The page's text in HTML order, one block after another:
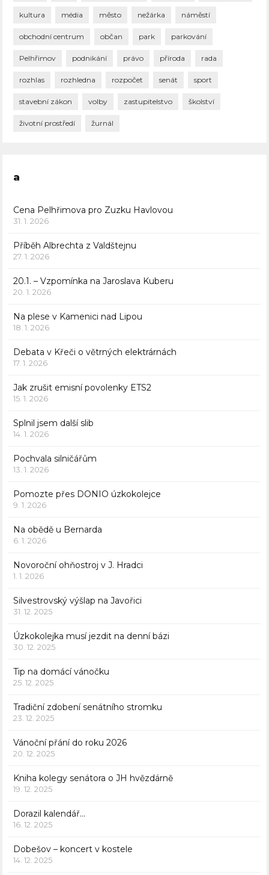
kultura média město nežárka náměstí
obchodní centrum občan park parkování
Pelhřimov podnikání právo příroda rada
rozhlas rozhledna rozpočet senát sport
stavební zákon volby zastupitelstvo školství
životní prostředí žurnál
a
Cena Pelhřimova pro Zuzku Havlovou
31. 1. 2026
Příběh Albrechta z Valdštejnu
27. 1. 2026
20.1. – Vzpomínka na Jaroslava Kuberu
20. 1. 2026
Na plese v Kamenici nad Lipou
18. 1. 2026
Debata v Křeči o větrných elektrárnách
17. 1. 2026
Jak zrušit emisní povolenky ETS2
15. 1. 2026
Splnil jsem další slib
14. 1. 2026
Pochvala silničářům
13. 1. 2026
Pomozte přes DONIO úzkokolejce
9. 1. 2026
Na obědě u Bernarda
6. 1. 2026
Novoroční ohňostroj v J. Hradci
1. 1. 2026
Silvestrovský výšlap na Javořici
31. 12. 2025
Úzkokolejka musí jezdit na denní bázi
30. 12. 2025
Tip na domácí vánočku
25. 12. 2025
Tradiční zdobení senátního stromku
23. 12. 2025
Vánoční přání do roku 2026
20. 12. 2025
Kniha kolegy senátora o JH hvězdárně
19. 12. 2025
Dorazil kalendář…
16. 12. 2025
Dobešov – koncert v kostele
14. 12. 2025